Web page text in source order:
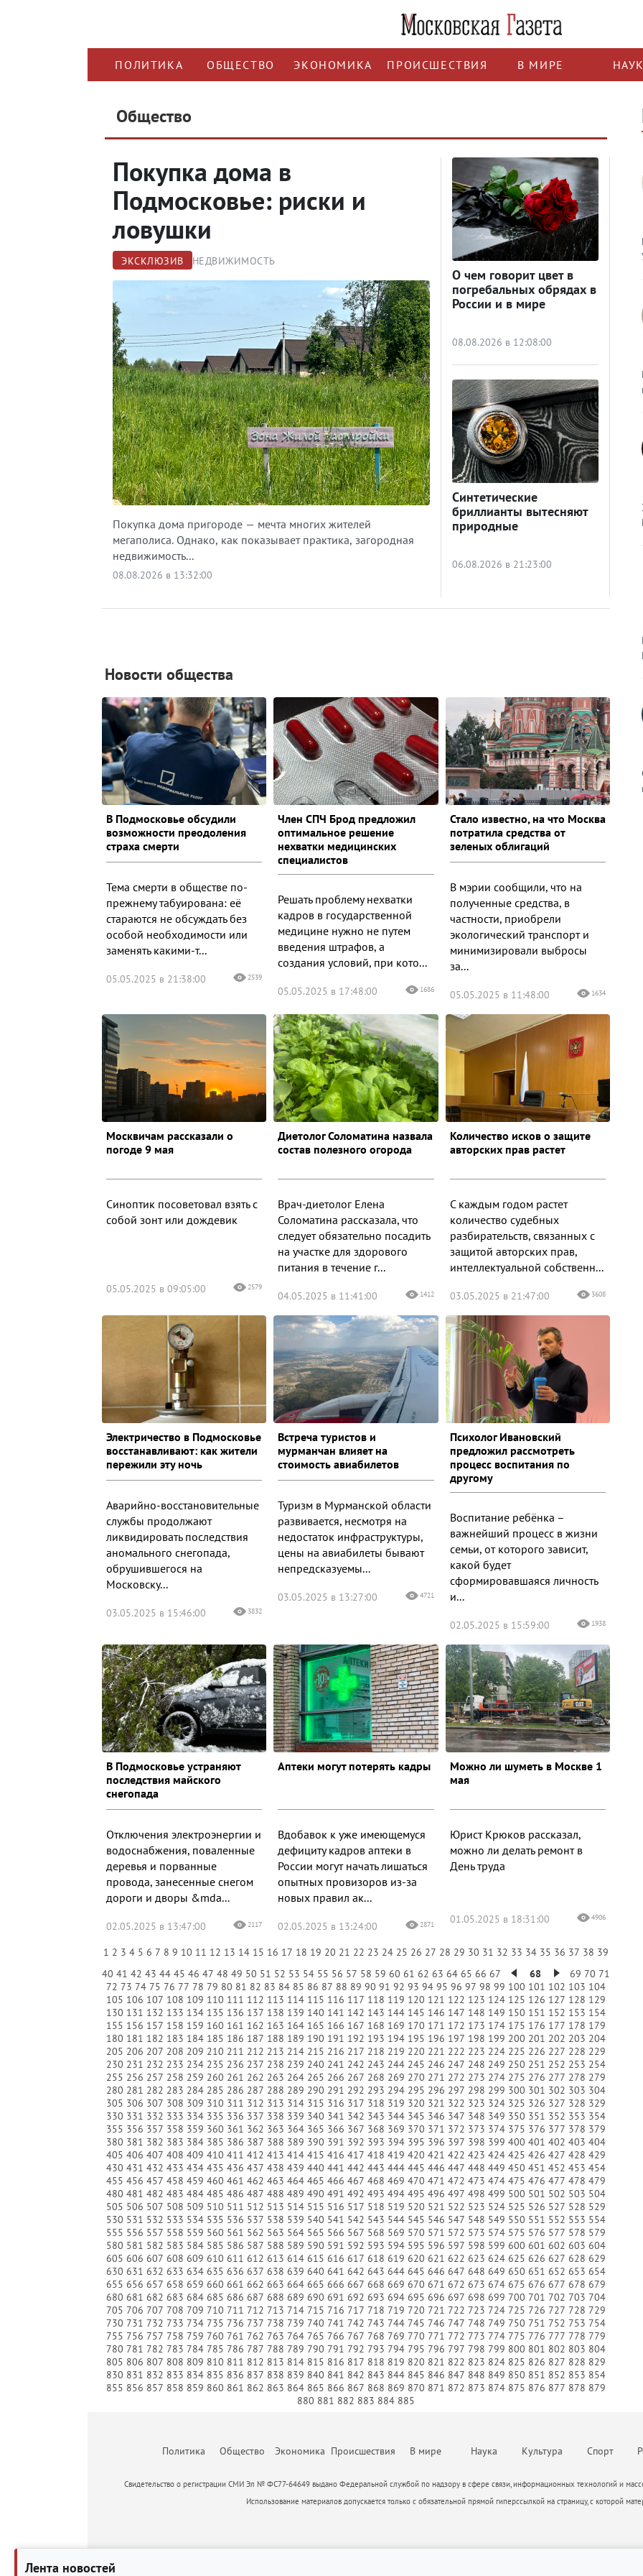
ПОЛИТИКА ОБЩЕСТВО ЭКОНОМИКА ПРОИСШЕСТВИЯ В МИРЕ
Общество
Покупка дома в
Подмосковье: риски и
ловушки
ЭКСКЛЮЗИВ НЕДВИЖИМОСТЬ
Покупка дома пригороде — мечта многих жителей
мегаполиса. Однако, как показывает практика, загородная
недвижимость...
08.08.2026 в 13:32:00
О чем говорит цвет в
погребальных обрядах в
России и в мире
08.08.2026 в 12:08:00
Синтетические
бриллианты вытесняют
природные
06.08.2026 в 21:23:00
Новости общества
В Подмосковье обсудили
возможности преодоления
страха смерти
Тема смерти в обществе по-
прежнему табуирована: её
стараются не обсуждать без
особой необходимости или
заменять какими-т...
05.05.2025 в 21:38:00 2539
Член СПЧ Брод предложил
оптимальное решение
нехватки медицинских
специалистов
Решать проблему нехватки
кадров в государственной
медицине нужно не путем
введения штрафов, а
создания условий, при кото...
05.05.2025 в 17:48:00 1686
Стало известно, на что Москва
потратила средства от
зеленых облигаций
В мэрии сообщили, что на
полученные средства, в
частности, приобрели
экологический транспорт и
минимизировали выбросы
за...
05.05.2025 в 11:48:00 1634
Москвичам рассказали о
погоде 9 мая
Синоптик посоветовал взять с
собой зонт или дождевик
05.05.2025 в 09:05:00 2579
Диетолог Соломатина назвала
состав полезного огорода
Врач-диетолог Елена
Соломатина рассказала, что
следует обязательно посадить
на участке для здорового
питания в течение г...
04.05.2025 в 11:41:00 1412
Количество исков о защите
авторских прав растет
С каждым годом растет
количество судебных
разбирательств, связанных с
защитой авторских прав,
интеллектуальной собственн...
03.05.2025 в 21:47:00 3608
Электричество в Подмосковье
восстанавливают: как жители
пережили эту ночь
Аварийно-восстановительные
службы продолжают
ликвидировать последствия
аномального снегопада,
обрушившегося на
Московску...
03.05.2025 в 15:46:00 3832
Встреча туристов и
мурманчан влияет на
стоимость авиабилетов
Туризм в Мурманской области
развивается, несмотря на
недостаток инфраструктуры,
цены на авиабилеты бывают
непредсказуемы...
03.05.2025 в 13:27:00 4721
Психолог Ивановский
предложил рассмотреть
процесс воспитания по
другому
Воспитание ребёнка –
важнейший процесс в жизни
семьи, от которого зависит,
какой будет
сформировавшаяся личность
и...
02.05.2025 в 15:59:00 1938
В Подмосковье устраняют
последствия майского
снегопада
Отключения электроэнергии и
водоснабжения, поваленные
деревья и порванные
провода, занесенные снегом
дороги и дворы &mda...
02.05.2025 в 13:47:00 2117
Аптеки могут потерять кадры
Вдобавок к уже имеющемуся
дефициту кадров аптеки в
России могут начать лишаться
опытных провизоров из-за
новых правил ак...
02.05.2025 в 13:24:00 2871
Можно ли шуметь в Москве 1
мая
Юрист Крюков рассказал,
можно ли делать ремонт в
День труда
01.05.2025 в 18:31:00 4906
1 2 3 4 5 6 7 8 9 10 11 12 13 14 15 16 17 18 19 20 21 22 23 24 25 26 27 28 29 30 31 32 33 34 35 36 37 38 39
40 41 42 43 44 45 46 47 48 49 50 51 52 53 54 55 56 57 58 59 60 61 62 63 64 65 66 67 68 69 70 71
72 73 74 75 76 77 78 79 80 81 82 83 84 85 86 87 88 89 90 91 92 93 94 95 96 97 98 99 100 101 102 103 104
105 106 107 108 109 110 111 112 113 114 115 116 117 118 119 120 121 122 123 124 125 126 127 128 129
130 131 132 133 134 135 136 137 138 139 140 141 142 143 144 145 146 147 148 149 150 151 152 153 154
155 156 157 158 159 160 161 162 163 164 165 166 167 168 169 170 171 172 173 174 175 176 177 178 179
180 181 182 183 184 185 186 187 188 189 190 191 192 193 194 195 196 197 198 199 200 201 202 203 204
205 206 207 208 209 210 211 212 213 214 215 216 217 218 219 220 221 222 223 224 225 226 227 228 229
230 231 232 233 234 235 236 237 238 239 240 241 242 243 244 245 246 247 248 249 250 251 252 253 254
255 256 257 258 259 260 261 262 263 264 265 266 267 268 269 270 271 272 273 274 275 276 277 278 279
280 281 282 283 284 285 286 287 288 289 290 291 292 293 294 295 296 297 298 299 300 301 302 303 304
305 306 307 308 309 310 311 312 313 314 315 316 317 318 319 320 321 322 323 324 325 326 327 328 329
330 331 332 333 334 335 336 337 338 339 340 341 342 343 344 345 346 347 348 349 350 351 352 353 354
355 356 357 358 359 360 361 362 363 364 365 366 367 368 369 370 371 372 373 374 375 376 377 378 379
380 381 382 383 384 385 386 387 388 389 390 391 392 393 394 395 396 397 398 399 400 401 402 403 404
405 406 407 408 409 410 411 412 413 414 415 416 417 418 419 420 421 422 423 424 425 426 427 428 429
430 431 432 433 434 435 436 437 438 439 440 441 442 443 444 445 446 447 448 449 450 451 452 453 454
455 456 457 458 459 460 461 462 463 464 465 466 467 468 469 470 471 472 473 474 475 476 477 478 479
480 481 482 483 484 485 486 487 488 489 490 491 492 493 494 495 496 497 498 499 500 501 502 503 504
505 506 507 508 509 510 511 512 513 514 515 516 517 518 519 520 521 522 523 524 525 526 527 528 529
530 531 532 533 534 535 536 537 538 539 540 541 542 543 544 545 546 547 548 549 550 551 552 553 554
555 556 557 558 559 560 561 562 563 564 565 566 567 568 569 570 571 572 573 574 575 576 577 578 579
580 581 582 583 584 585 586 587 588 589 590 591 592 593 594 595 596 597 598 599 600 601 602 603 604
605 606 607 608 609 610 611 612 613 614 615 616 617 618 619 620 621 622 623 624 625 626 627 628 629
630 631 632 633 634 635 636 637 638 639 640 641 642 643 644 645 646 647 648 649 650 651 652 653 654
655 656 657 658 659 660 661 662 663 664 665 666 667 668 669 670 671 672 673 674 675 676 677 678 679
680 681 682 683 684 685 686 687 688 689 690 691 692 693 694 695 696 697 698 699 700 701 702 703 704
705 706 707 708 709 710 711 712 713 714 715 716 717 718 719 720 721 722 723 724 725 726 727 728 729
730 731 732 733 734 735 736 737 738 739 740 741 742 743 744 745 746 747 748 749 750 751 752 753 754
755 756 757 758 759 760 761 762 763 764 765 766 767 768 769 770 771 772 773 774 775 776 777 778 779
780 781 782 783 784 785 786 787 788 789 790 791 792 793 794 795 796 797 798 799 800 801 802 803 804
805 806 807 808 809 810 811 812 813 814 815 816 817 818 819 820 821 822 823 824 825 826 827 828 829
830 831 832 833 834 835 836 837 838 839 840 841 842 843 844 845 846 847 848 849 850 851 852 853 854
855 856 857 858 859 860 861 862 863 864 865 866 867 868 869 870 871 872 873 874 875 876 877 878 879
880 881 882 883 884 885
Лента новостей
Политика Общество Экономика Происшествия В мире Наука Культура Спорт
Свидетельство о регистрации СМИ Эл № ФС77-64649 выдано Федеральной службой по надзору в сфере связи, информационных технологий и
Использование материалов допускается только с обязательной прямой гиперссылкой на страницу, с которой